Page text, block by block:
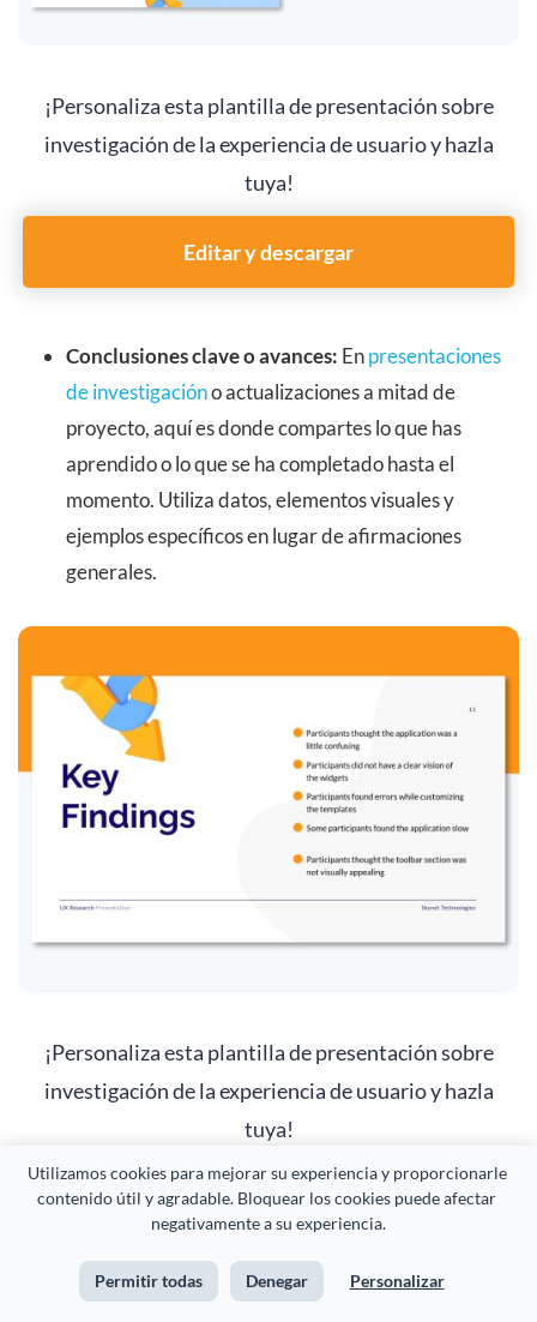
Utilizamos cookies para mejorar su experiencia y proporcionarle
contenido útil y agradable. Bloquear los cookies puede afectar
negativamente a su experiencia.
Permitir todas Denegar Personalizar
¡Personaliza esta plantilla de presentación sobre
investigación de la experiencia de usuario y hazla
tuya!
Editar y descargar
Conclusiones clave o avances: Enpresentaciones
de investigacióno actualizaciones a mitad de
proyecto, aquí es donde compartes lo que has
aprendido o lo que se ha completado hasta el
momento. Utiliza datos, elementos visuales y
ejemplos específicos en lugar de afirmaciones
generales.
¡Personaliza esta plantilla de presentación sobre
investigación de la experiencia de usuario y hazla
tuya!
Editar y descargar
Resultados o consecuencias: